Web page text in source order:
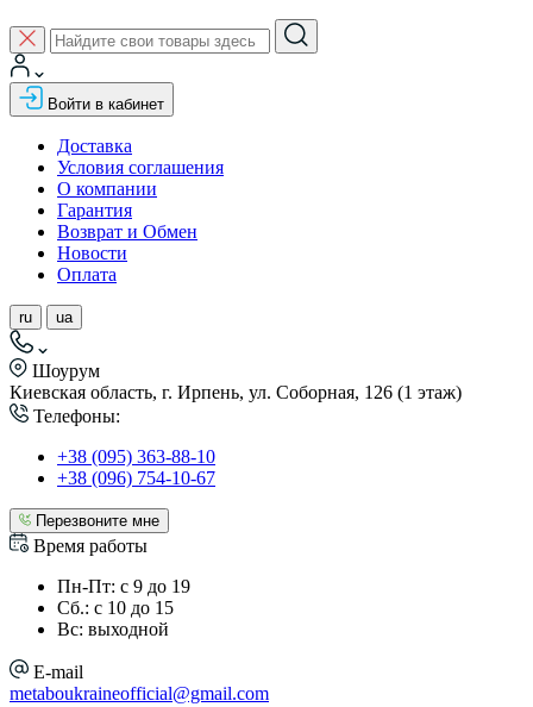
Войти в кабинет
Доставка
Условия соглашения
О компании
Гарантия
Возврат и Обмен
Новости
Оплата
ru ua
Шоурум
Киевская область, г. Ирпень, ул. Соборная, 126 (1 этаж)
Телефоны:
+38 (095) 363-88-10
+38 (096) 754-10-67
Перезвоните мне
Время работы
Пн-Пт: с 9 до 19
Сб.: с 10 до 15
Вс: выходной
E-mail
metaboukraineofficial@gmail.com